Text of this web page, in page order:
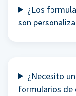
¿Los
son
¿Necesito
formularios de